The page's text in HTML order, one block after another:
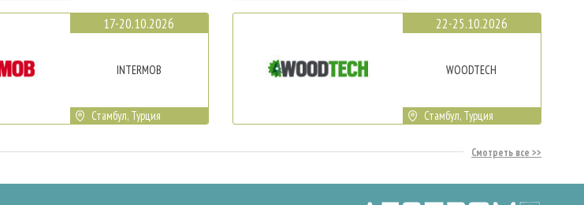
17-20.10.2026
INTERMOB
Стамбул, Турция
22-25.10.2026
WOODTECH
Стамбул, Турция
Смотреть все